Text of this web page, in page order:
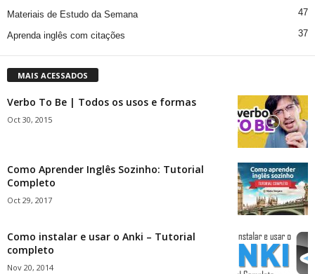
Materiais de Estudo da Semana 47
Aprenda inglês com citações 37
MAIS ACESSADOS
Verbo To Be | Todos os usos e formas
Oct 30, 2015
Como Aprender Inglês Sozinho: Tutorial
Completo
Oct 29, 2017
Como instalar e usar o Anki – Tutorial
completo
Nov 20, 2014